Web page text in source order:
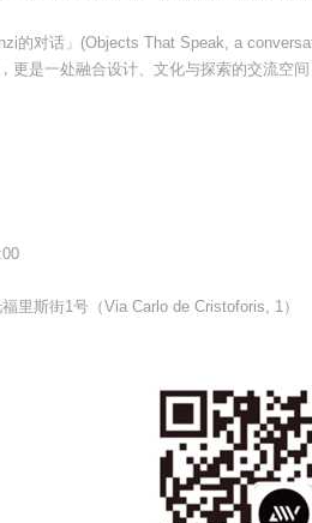
的对话」(Objects That Speak, a
更是一处融合设计、文化与探索的交流空
里斯街1号（Via Carlo de Cristoforis, 1）